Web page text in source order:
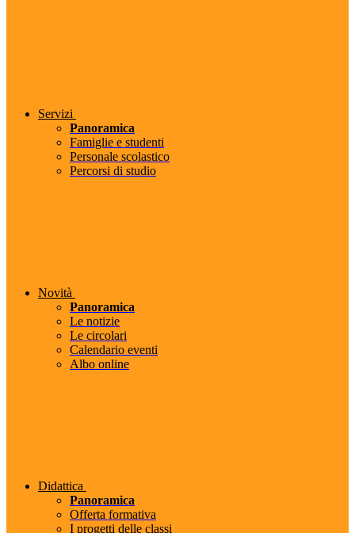
Servizi
Panoramica
Famiglie e studenti
Personale scolastico
Percorsi di studio
Novità
Panoramica
Le notizie
Le circolari
Calendario eventi
Albo online
Didattica
Panoramica
Offerta formativa
I progetti delle classi